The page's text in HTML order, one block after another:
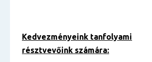
Kedvezményeink tanfolyami
résztvevőink számára: